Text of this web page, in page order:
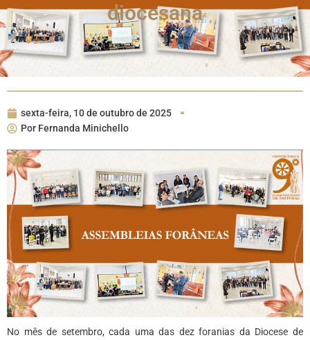
diocesana
sexta-feira, 10 de outubro de 2025
Por Fernanda Minichello
No mês de setembro, cada uma das dez foranias da Diocese de